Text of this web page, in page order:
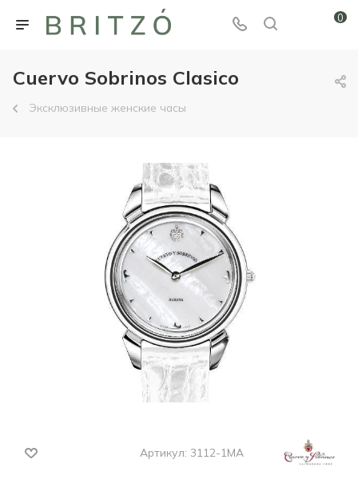
0
Cuervo Sobrinos Clasico
Эксклюзивные женские часы
Артикул: 3112-1MA